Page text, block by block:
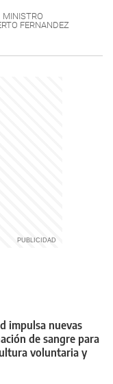
MINISTRO
FERNANDEZ
impulsa nuevas
de sangre para
voluntaria y